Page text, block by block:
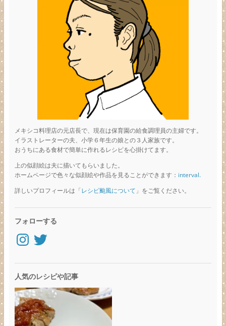
メキシコ料理店の元店長で、現在は保育園の給食調理員の主婦です。
イラストレーターの夫、小学６年生の娘との３人家族です。
おうちにある食材で簡単に作れるレシピを心掛けてます。
上の似顔絵は夫に描いてもらいました。
ホームページで色々な似顔絵や作品を見ることができます： interval.
詳しいプロフィールは「レシピ颱風について 」をご覧ください。
フォローする
Instagram
Twitter
人気のレシピや記事